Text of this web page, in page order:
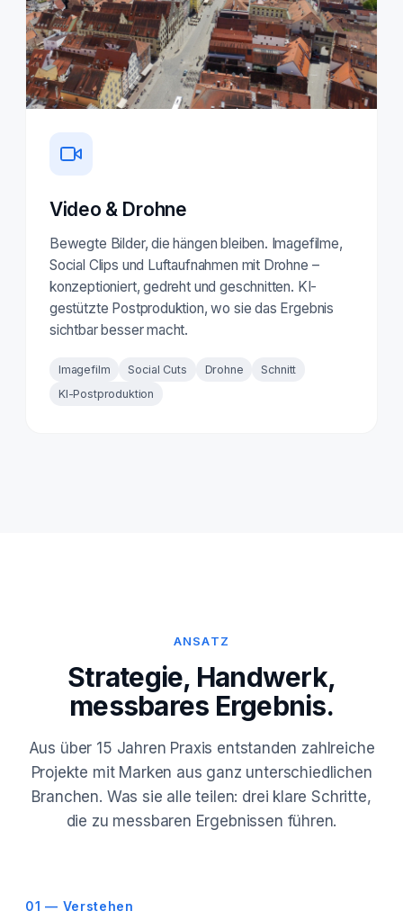
Video & Drohne
Bewegte Bilder, die hängen bleiben. Imagefilme,
Social Clips und Luftaufnahmen mit Drohne –
konzeptioniert, gedreht und geschnitten. KI-
gestützte Postproduktion, wo sie das Ergebnis
sichtbar besser macht.
Imagefilm Social Cuts Drohne
Schnitt
KI-Postproduktion
ANSATZ
Strategie, Handwerk,
messbares Ergebnis.
Aus über 15 Jahren Praxis entstanden zahlreiche
Projekte mit Marken aus ganz unterschiedlichen
Branchen. Was sie alle teilen: drei klare Schritte,
die zu messbaren Ergebnissen führen.
01 — Verstehen